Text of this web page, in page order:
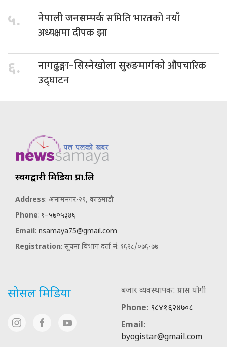
५. नेपाली जनसम्पर्कसमिति भारतको नयाँ
अध्यक्षमा दीपक झा
६. नागढुङ्गा–सिस्नेखोला सुरुङमार्गकोऔपचारिक
उद्घाटन
स्वर्गद्वारी मिडिया प्रा.लि
Address: अनामनगर-२९, काठमाडौ
Phone: १–५७०५३४६
Email: nsamaya75@gmail.com
Registration: सूचना विभाग दर्ता नं: १६२८/०७६-७७
सोसल मिडिया
बजार व्यवस्थापक: प्रयास योगी
Phone: ९८४१६२४७०८
Email:
byogistar@gmail.com